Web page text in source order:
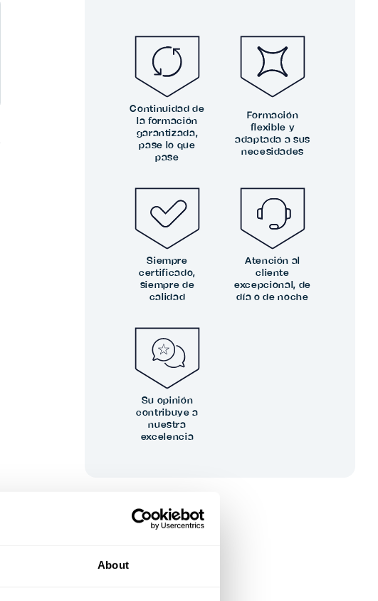
About
Continuidad de
la formación
garantizada,
pase lo que
pase
Formación
flexible y
adaptada a sus
necesidades
Siempre
certificado,
siempre de
calidad
Atención al
cliente
excepcional, de
día o de noche
Su opinión
contribuye a
nuestra
excelencia